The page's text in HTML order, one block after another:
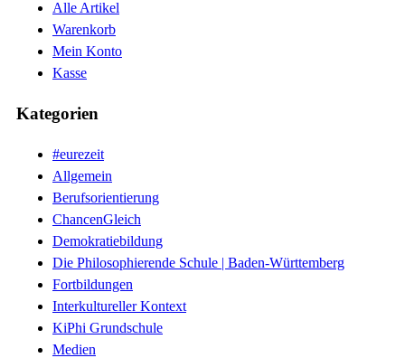
Alle Artikel
Warenkorb
Mein Konto
Kasse
Kategorien
#eurezeit
Allgemein
Berufsorientierung
ChancenGleich
Demokratiebildung
Die Philosophierende Schule | Baden-Württemberg
Fortbildungen
Interkultureller Kontext
KiPhi Grundschule
Medien